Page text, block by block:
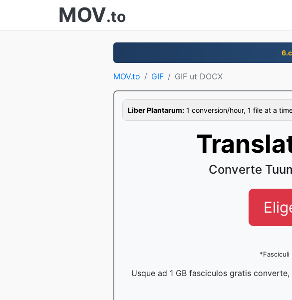
MOV.to
MOV.to GIF GIF ut DOCX
Liber Plantarum: 1 conversion/hour, 1 file at a
Converte
Usque ad 1 GB fasciculos gratis